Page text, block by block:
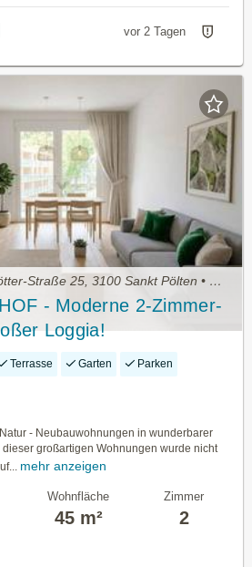
vor 2 Tagen
Doktor-Wilhelm-Steingötter-Straße 25, 3100 Sankt Pölten • Wohnung mieten
- Moderne 2-Zimmer-
Loggia!
Terrasse Garten Parken
- Neubauwohnungen in wunderbarer
dieser großartigen Wohnungen wurde nicht
mehr anzeigen
Wohnfläche
45 m²
Zimmer
2